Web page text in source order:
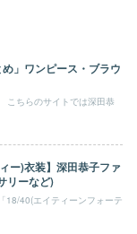
」ワンピース・ブラウ
こちらのサイトでは深田恭
ー)衣装】深田恭子ファ
リーなど)
18/40(エイティーンフォーテ